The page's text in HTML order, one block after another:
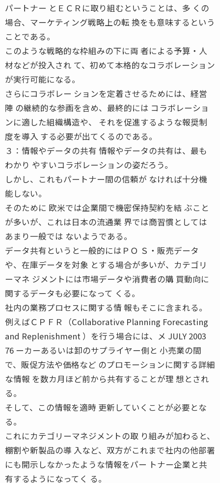
パートナー とＥＣＲに取り組むということは、多 くの
場合、マーケティング戦略上の転 換をも意味するという
ことである。
このような戦略的な枠組みの下に両 者による予算・人
材などが投入され て、初めて本格的なコラボレーション
が実行可能になる。
さらにコラボレー ションを定着させるためには、経営
陣 の継続的な参画を含め、最終的には コラボレーショ
ンに適した組織構造や、 それを促進するような報奨制
度を導入 する必要が出てくるのである。
３：情報やデータの共有 情報やデータの共有は、最も
わかり やすいコラボレーションの姿だろう。
しかし、これもパートナー間の信頼が なければ十分機
能しない。
そのために 欧米では企業間で機密保持契約を結 ぶこと
が多いが、これは日本の流通業 界では商習慣としては
あまり一般では ないようである。
データ共有というと一般的にはＰＯ Ｓ・販売データ
や、在庫データを対象 とする場合が多いが、カテゴリ
ーマネ ジメントには市場データや消費者の購 買動向に
関するデータも必要になって くる。
社内の業務プロセスに関する情 報もそこに含まれる。
例えばＣＰＦＲ（Collaborative Planning Forecasting
and Replenishment ）を行う場合には、メ JULY 2003
76 ーカーあるいは卸のサプライヤー側と 小売業の間
で、販促方法や価格など のプロモーションに関する詳細
な情報 を数カ月ほど前から共有することが理 想とされ
る。
そして、この情報を適時 更新していくことが必要とな
る。
これにカテゴリーマネジメントの取 り組みが加わると、
棚割や新製品の導 入など、双方がこれまで社内の他部署
にも開示しなかったような情報をパー トナー企業と共
有するようになってく る。